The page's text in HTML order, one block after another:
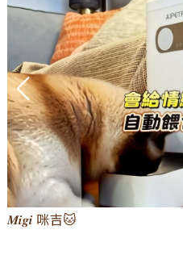
𝑴𝒊𝒈𝒊 咪吉🐱